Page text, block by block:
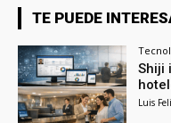
TE PUEDE
Shiji
Luis